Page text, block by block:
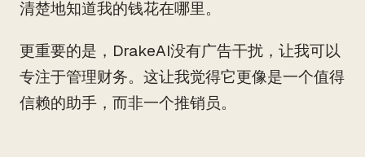
清楚地知道我的钱花在哪里。
更重要的是，DrakeAI没有广告干扰，让我可以
专注于管理财务。这让我觉得它更像是一个值得
信赖的助手，而非一个推销员。